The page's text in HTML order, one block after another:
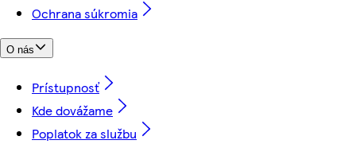
Ochrana súkromia
O nás
Prístupnosť
Kde dovážame
Poplatok za službu